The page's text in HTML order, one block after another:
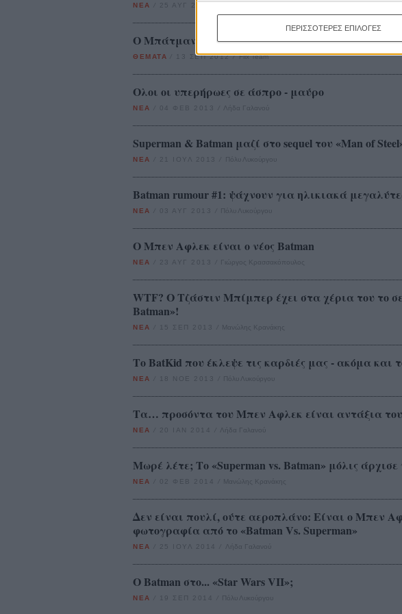
ΠΕΡΙΣΣΟΤΕΡΕΣ ΕΠΙΛΟΓΕΣ
ΝΕΑ 25 ΑΥΓ 2012
Ο Μπάτμαν πάντα θα χρειάζεται έναν βοηθό!
ΘΕΜΑΤΑ 13 ΣΕΠ 2012/ Flix Team
Ολοι οι υπερήρωες σε άσπρο - μαύρο
ΝΕΑ 04 ΦΕΒ 2013 Λήδα Γαλανού
Superman & Batman μαζί στο sequel του «Man of
ΝΕΑ 21 ΙΟΥΛ 2013 Πόλυ Λυκούργου
Batman rumour #1: ψάχνουν για ηλικιακά
ΝΕΑ 03 ΑΥΓ 2013 Πόλυ Λυκούργου
O Μπεν Αφλεκ είναι ο νέος Batman
ΝΕΑ 23 ΑΥΓ 2013 Γιώργος Κρασσακόπουλος
WTF? O Τζάστιν Μπίμπερ έχει στα χέρια του το
Batman»!
ΝΕΑ 15 ΣΕΠ 2013 Μανώλης Κρανάκης
Το BatKid που έκλεψε τις καρδιές μας - ακόμα και
ΝΕΑ 18 ΝΟΕ 2013 Πόλυ Λυκούργου
Τα… προσόντα του Μπεν Αφλεκ είναι αντάξια
ΝΕΑ 20 ΙΑΝ 2014 Λήδα Γαλανού
Μωρέ λέτε; Το «Superman vs. Batman» μόλις
ΝΕΑ 02 ΦΕΒ 2014 Μανώλης Κρανάκης
Δεν είναι πουλί, ούτε αεροπλάνο: Είναι ο Μπεν
φωτογραφία από το «Batman Vs. Superman»
ΝΕΑ 25 ΙΟΥΛ 2014 Λήδα Γαλανού
O Batman στο... «Star Wars VII»;
ΝΕΑ 19 ΣΕΠ 2014 Πόλυ Λυκούργου